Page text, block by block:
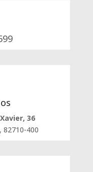
36
82710-400